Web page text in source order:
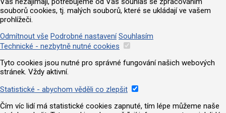
souborů cookies, tj. malých souborů, které se ukládají ve vašem
prohlížeči.
Odmítnout vše Podrobné nastavení Souhlasím
Technické - nezbytně nutné cookies
Tyto cookies jsou nutné pro správné fungování našich webových
stránek. Vždy aktivní.
Statistické - abychom věděli co zlepšit
Čím víc lidí má statistické cookies zapnuté, tím lépe můžeme naše